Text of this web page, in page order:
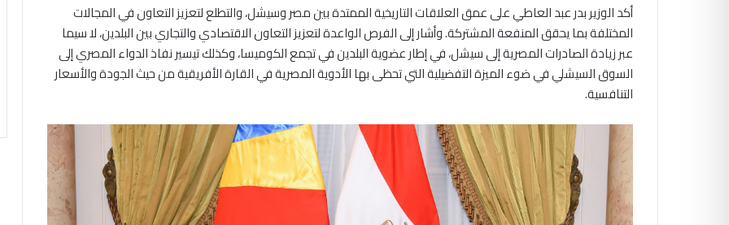
أكد الوزير بدر عبد العاطي على عمق العلاقات التاريخية الممتدة بين مصر وسيشل، والتطلع لتعزيز التعاون في المجالات
المختلفة بما يحقق المنفعة المشتركة. وأشار إلى الفرص الواعدة لتعزيز التعاون الاقتصادي والتجاري بين البلدين، لا سيما
عبر زيادة الصادرات المصرية إلى سيشل، في إطار عضوية البلدين في تجمع الكوميسا، وكذلك تيسير نفاذ الدواء المصري إلى
السوق السيشلي في ضوء الميزة التفضيلية التي تحظى بها الأدوية المصرية في القارة الأفريقية من حيث الجودة والأسعار
التنافسية.